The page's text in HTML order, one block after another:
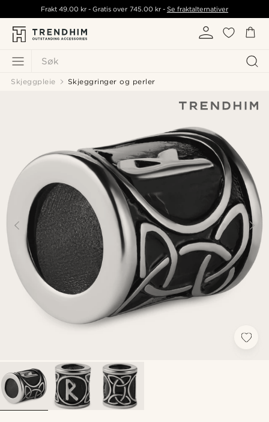
Søk
Frakt49.00 kr - Gratis over 745.00 kr- Se fraktalternativer
Skjeggpleie Skjeggringer og perler